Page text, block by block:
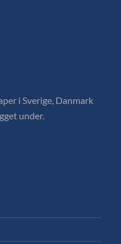
i Sverige, Danmark
under.